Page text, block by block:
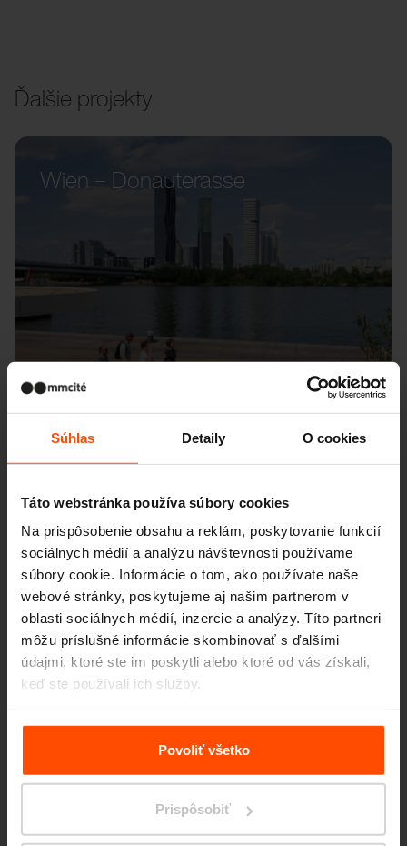
Súhlas Detaily O cookies
Táto webstránka používa súbory cookies
Na prispôsobenie obsahu a reklám, poskytovanie funkcií
sociálnych médií a analýzu návštevnosti používame
súbory cookie. Informácie o tom, ako používate naše
webové stránky, poskytujeme aj našim partnerom v
oblasti sociálnych médií, inzercie a analýzy. Títo partneri
môžu príslušné informácie skombinovať s ďalšími
údajmi, ktoré ste im poskytli alebo ktoré od vás získali,
keď ste používali ich služby.
Viac informácií nájdete na stránkeZásady zpracování
Povoliť všetko
Prispôsobiť
Ďalšie projekty
Wien – Donauterasse
Seattle – Popup park